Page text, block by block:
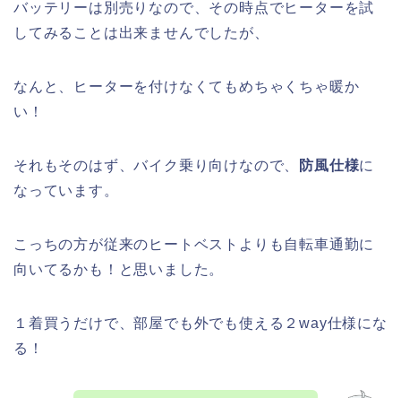
バッテリーは別売りなので、その時点でヒーターを試
してみることは出来ませんでしたが、
なんと、ヒーターを付けなくてもめちゃくちゃ暖か
い！
それもそのはず、バイク乗り向けなので、 防風仕様に
なっています。
こっちの方が従来のヒートベストよりも自転車通勤に
向いてるかも！と思いました。
１着買うだけで、部屋でも外でも使える２way仕様にな
る！